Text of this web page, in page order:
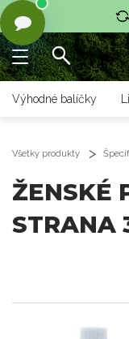
Výhodné balíčky
Všetky produkty
ŽENSKÉ
STRANA